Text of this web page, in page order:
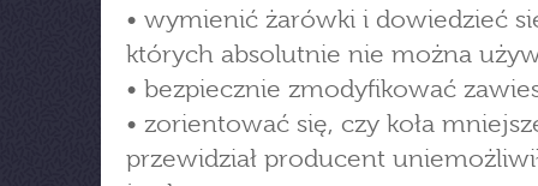
• wymienić żarówki i dowiedzieć
których absolutnie nie można
• bezpiecznie zmodyfikować
• zorientować się, czy koła
przewidział producent